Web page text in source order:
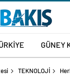
GÜNEY
TEKNOLOJİ